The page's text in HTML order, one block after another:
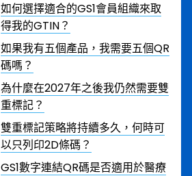
如何選擇適合的GS1會員組織來取
得我的GTIN？
如果我有五個產品，我需要五個QR
碼嗎？
為什麼在2027年之後我仍然需要雙
重標記？
雙重標記策略將持續多久，何時可
以只列印2D條碼？
GS1數字連結QR碼是否適用於醫療